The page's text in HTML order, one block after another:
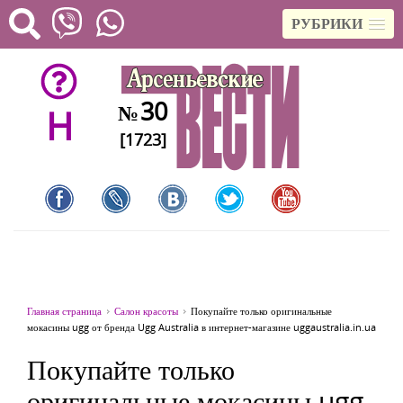
РУБРИКИ
H №30
[1723]
Главная страница Салон красоты
Покупайте только оригинальные
мокасины ugg от бренда Ugg Australia в интернет-магазине uggaustralia.in.ua
Покупайте только